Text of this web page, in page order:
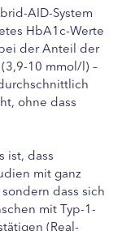
AID-System
HbA1c-Werte
der Anteil der
10 mmol/l) –
ohne dass
ist, dass
mit ganz
dass sich
mit Typ-1-
(Real-